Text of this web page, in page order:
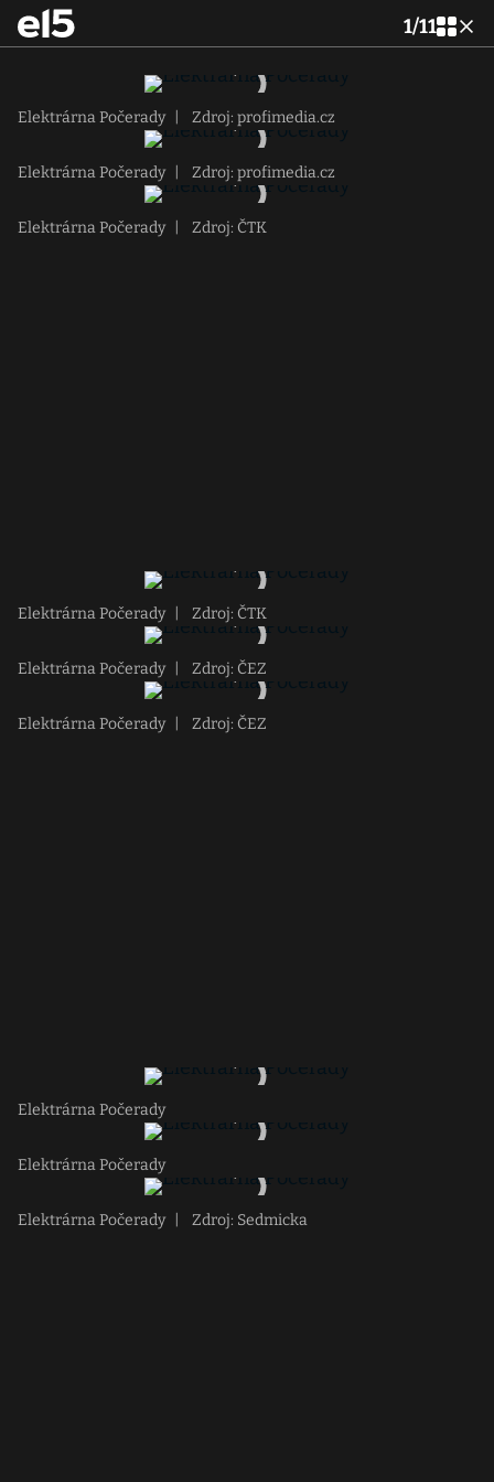
1/11
Elektrárna Počerady Zdroj: profimedia.cz
Elektrárna Počerady Zdroj: profimedia.cz
Elektrárna Počerady Zdroj: ČTK
Elektrárna Počerady Zdroj: ČTK
Elektrárna Počerady Zdroj: ČEZ
Elektrárna Počerady Zdroj: ČEZ
Elektrárna Počerady
Elektrárna Počerady
Elektrárna Počerady Zdroj: Sedmicka